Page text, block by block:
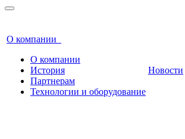
О компании
О компании
История
Партнерам
Технологии и оборудование
Новости